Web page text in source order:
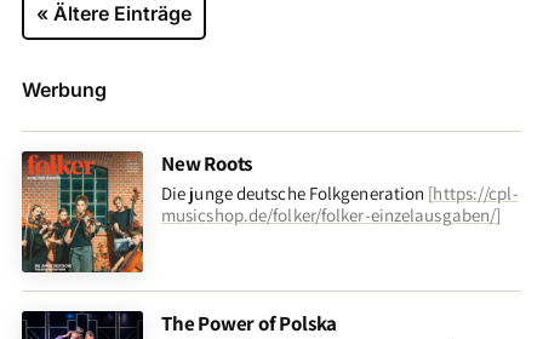
« Ältere Einträge
Werbung
New Roots
Die junge deutsche Folkgeneration [https://cpl-
musicshop.de/folker/folker-einzelausgaben/]
The Power of Polska